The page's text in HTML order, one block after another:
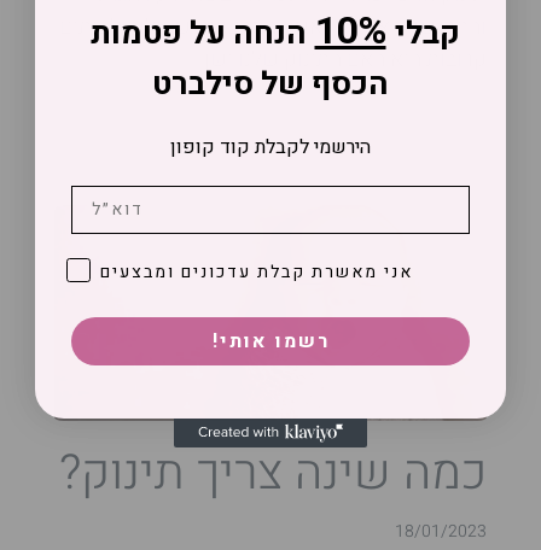
והתרגשות. אחת הדאגות המרכזיות שעולות לעיתים
קרובות היא האם התינוק שלנו ישן
כמה שינה צריך תינוק?
18/01/2023
קבלי10% הנחה על פטמות
הכסף של סילברט
הירשמי לקבלת קוד קופון
אישור קבלת ניוזלטר
אני מאשרת קבלת עדכונים ומבצעים
!רשמו אותי